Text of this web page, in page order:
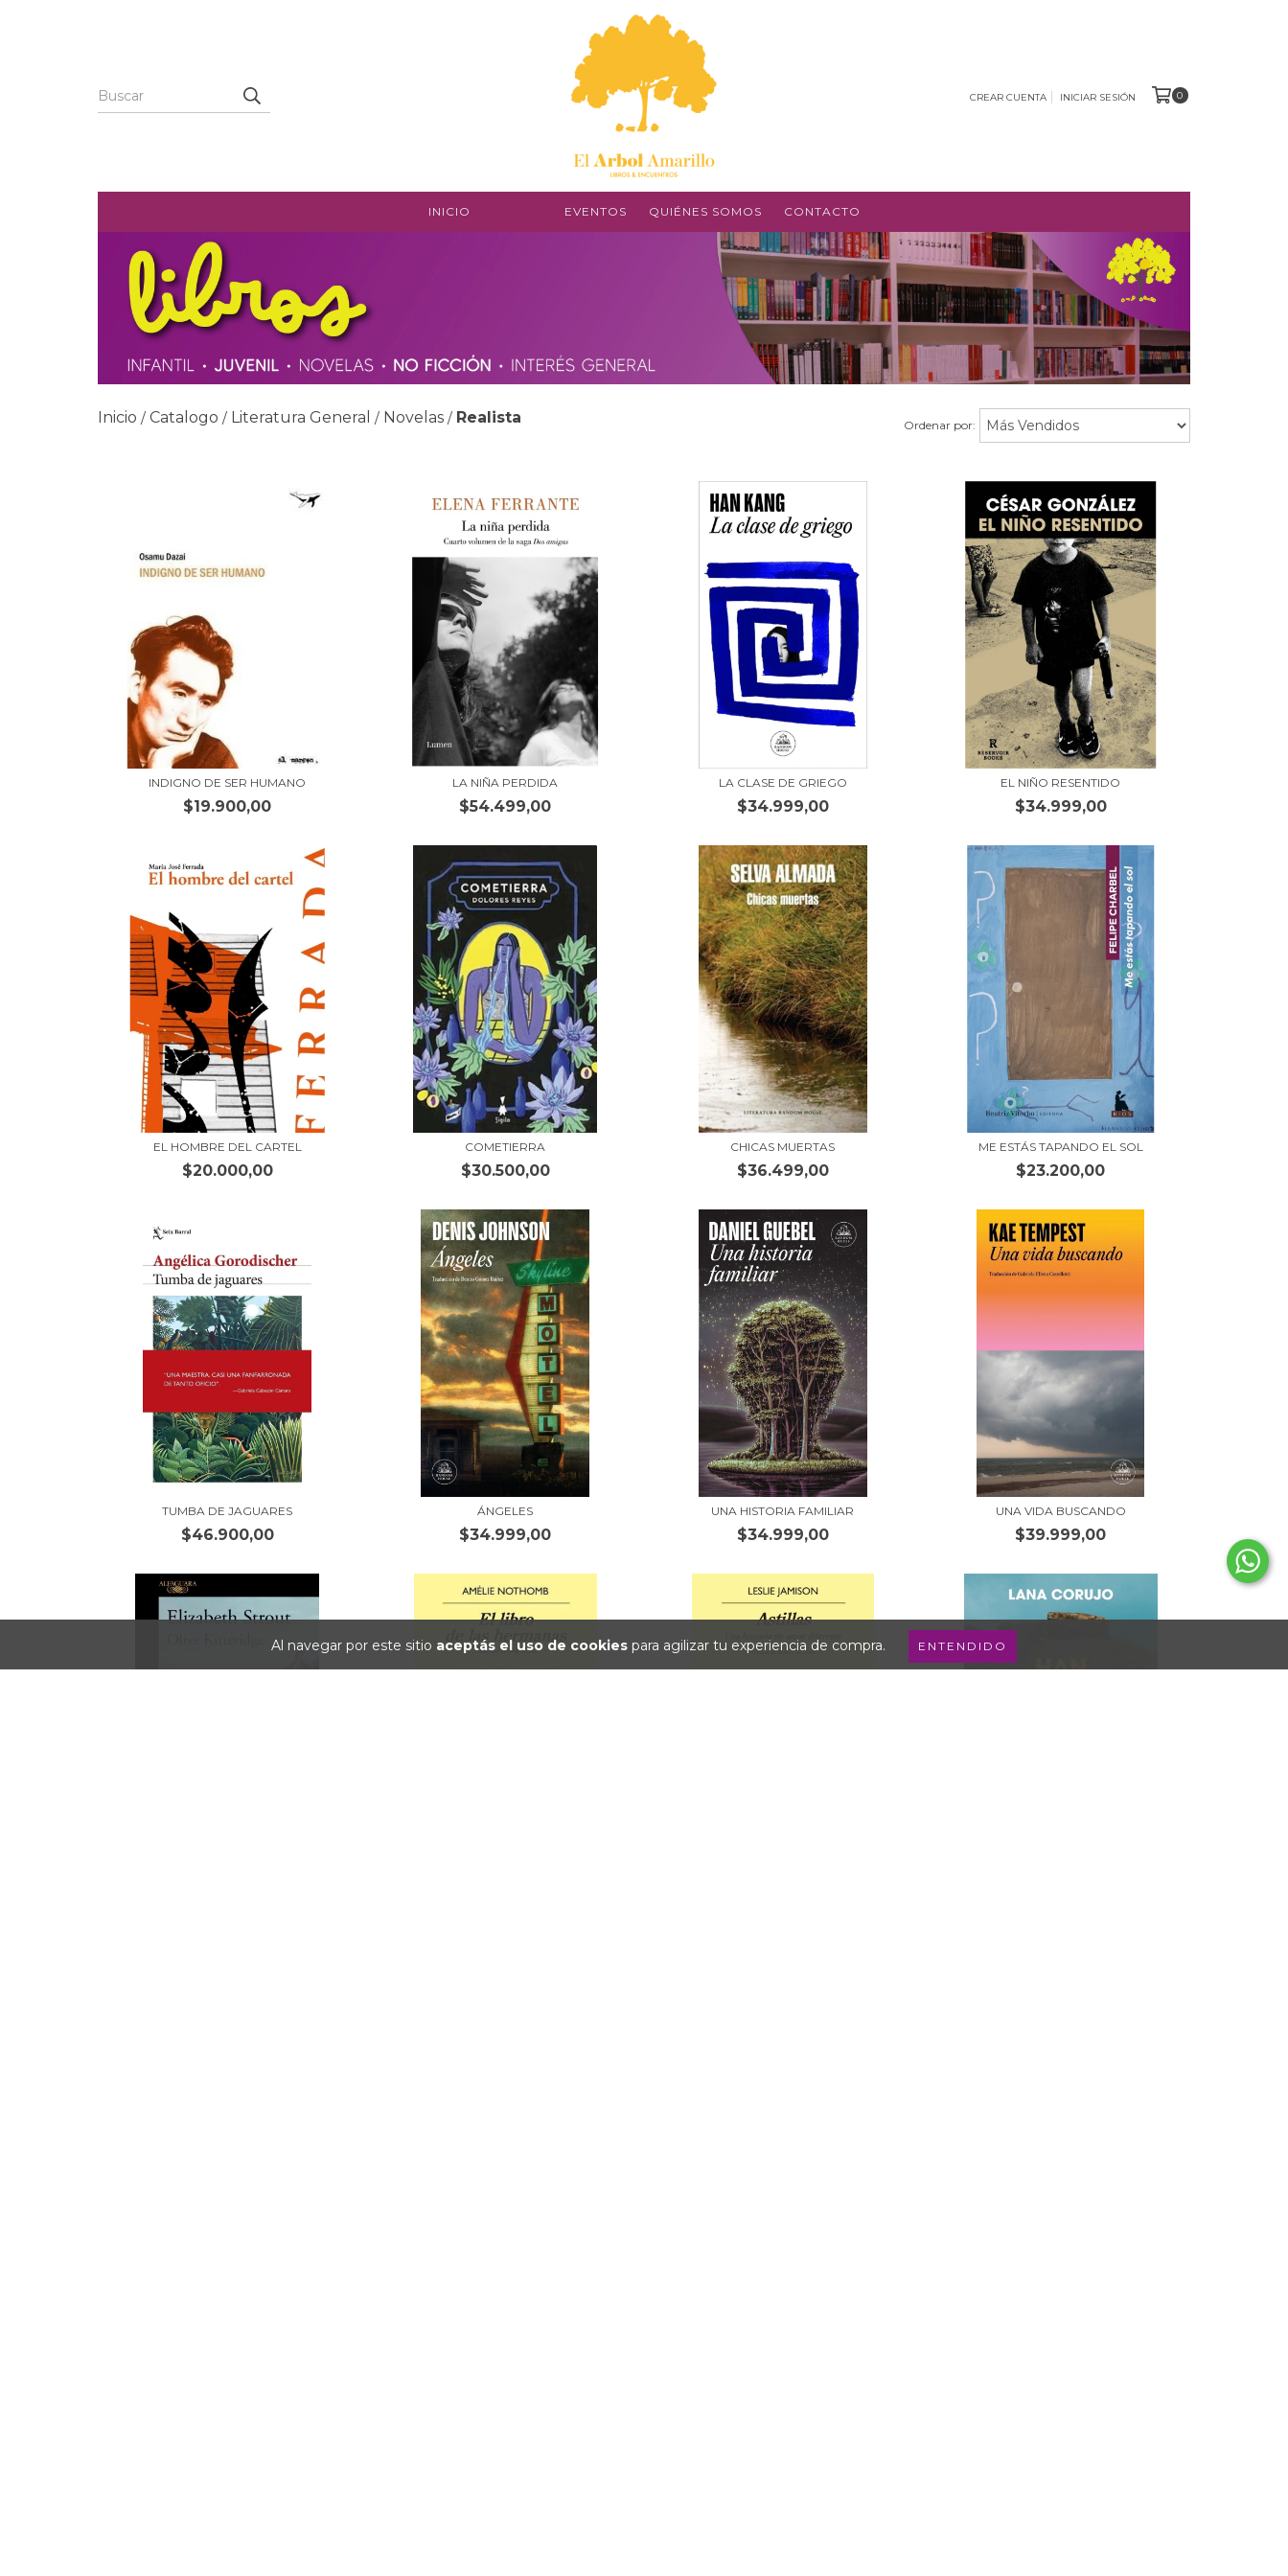
Al navegar por este sitio aceptás el uso de cookies para agilizar tu experiencia de compra. ENTENDIDO
CREAR CUENTA INICIAR SESIÓN 0
INICIO EVENTOS QUIÉNES SOMOS CONTACTO
Inicio / Catalogo / Literatura General / Novelas / Realista Ordenar por:
INDIGNO DE SER HUMANO
$19.900,00
LA NIÑA PERDIDA
$54.499,00
LA CLASE DE GRIEGO
$34.999,00
EL NIÑO RESENTIDO
$34.999,00
EL HOMBRE DEL CARTEL
$20.000,00
COMETIERRA
$30.500,00
CHICAS MUERTAS
$36.499,00
ME ESTÁS TAPANDO EL SOL
$23.200,00
TUMBA DE JAGUARES
$46.900,00
ÁNGELES
$34.999,00
UNA HISTORIA FAMILIAR
$34.999,00
UNA VIDA BUSCANDO
$39.999,00